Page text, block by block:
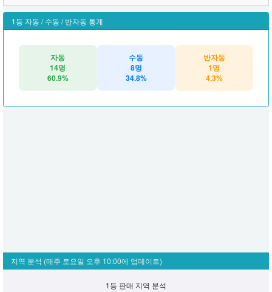
1등 자동 / 수동 / 반자동 통계
자동
14명
60.9%
수동
8명
34.8%
반자동
1명
4.3%
지역 분석 (매주 토요일 오후 10:00에 업데이트)
1등 판매 지역 분석